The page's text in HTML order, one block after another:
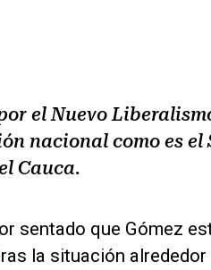
el Nuevo
nacional como es el
Cauca.
sentado que Gómez
la situación